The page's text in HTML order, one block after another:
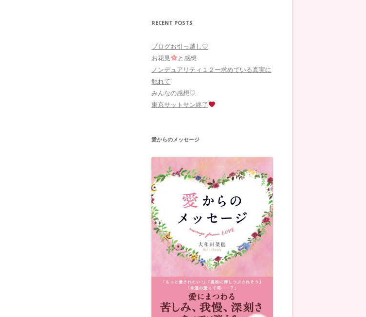
RECENT POSTS
ブログお引っ越し♡
お花見
と感想
ノンデュアリティ１２ー求めている真実に
触れて
みんなの感想♡
東京サットサン終了
愛からのメッセージ